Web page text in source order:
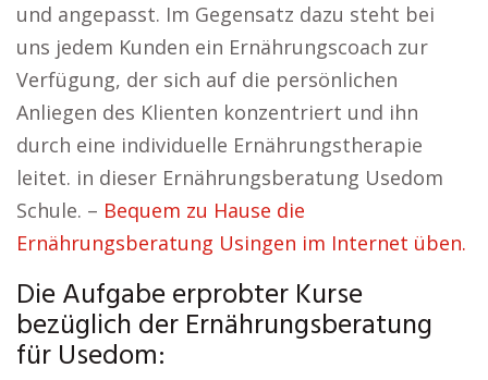
und angepasst. Im Gegensatz dazu steht bei
uns jedem Kunden ein Ernährungscoach zur
Verfügung, der sich auf die persönlichen
Anliegen des Klienten konzentriert und ihn
durch eine individuelle Ernährungstherapie
leitet. in dieser Ernährungsberatung Usedom
Schule. – Bequem zu Hause die
Ernährungsberatung Usingen im Internet üben.
Die Aufgabe erprobter Kurse
bezüglich der Ernährungsberatung
für Usedom: